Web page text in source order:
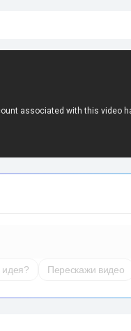
идея? Перескажи видео